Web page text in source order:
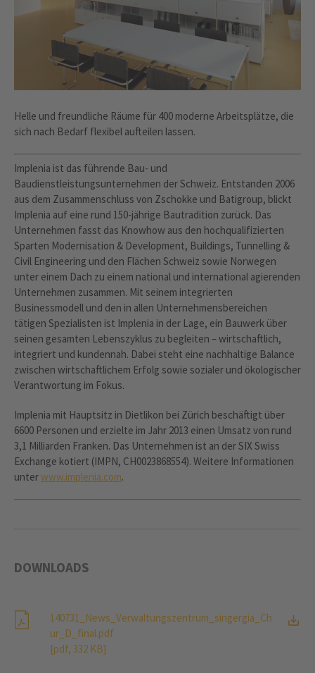
Helle und freundliche Räume für 400 moderne Arbeitsplätze, die
sich nach Bedarf flexibel aufteilen lassen.
Implenia ist das führende Bau- und
Baudienstleistungsunternehmen der Schweiz. Entstanden 2006
aus dem Zusammenschluss von Zschokke und Batigroup, blickt
Implenia auf eine rund 150-jährige Bautradition zurück. Das
Unternehmen fasst das Knowhow aus den hochqualifizierten
Sparten Modernisation & Development, Buildings, Tunnelling &
Civil Engineering und den Flächen Schweiz sowie Norwegen
unter einem Dach zu einem national und international agierenden
Unternehmen zusammen. Mit seinem integrierten
Businessmodell und den in allen Unternehmensbereichen
tätigen Spezialisten ist Implenia in der Lage, ein Bauwerk über
seinen gesamten Lebenszyklus zu begleiten – wirtschaftlich,
integriert und kundennah. Dabei steht eine nachhaltige Balance
zwischen wirtschaftlichem Erfolg sowie sozialer und ökologischer
Verantwortung im Fokus.
Implenia mit Hauptsitz in Dietlikon bei Zürich beschäftigt über
6600 Personen und erzielte im Jahr 2013 einen Umsatz von rund
3,1 Milliarden Franken. Das Unternehmen ist an der SIX Swiss
Exchange kotiert (IMPN, CH0023868554). Weitere Informationen
unterwww.implenia.com.
DOWNLOADS
140731_News_Verwaltungszentrum_singergia_Ch
ur_D_final.pdf
[pdf, 332 KB]